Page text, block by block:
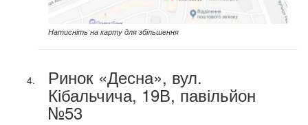
Натисніть на карту для збільшення
Ринок «Десна», вул.
Кібальчича, 19В, павільйон
№53